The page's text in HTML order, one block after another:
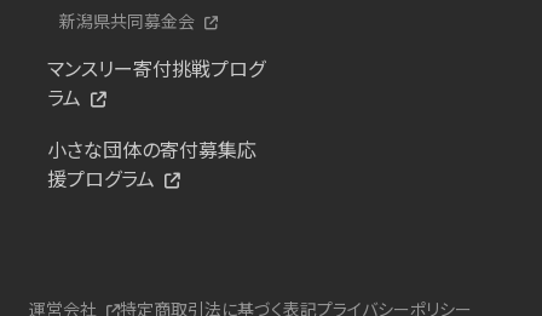
新潟県共同募金会
マンスリー寄付挑戦プログ
ラム
小さな団体の寄付募集応
援プログラム
運営会社 特定商取引法に基づく表記プライバシーポリシー